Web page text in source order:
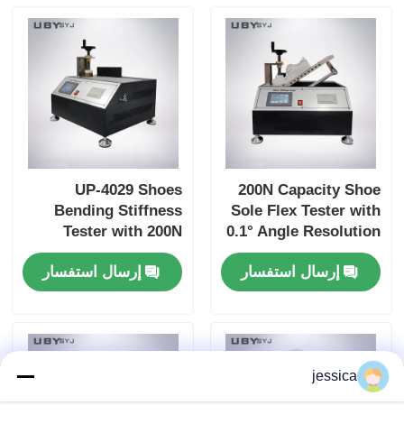
Leather and Textile
200N Capacity Shoe
Sole Flex Tester with
0.1° Angle Resolution
and Adjustable
Bending Speed for
Footwear Quality
إرسال استفسار
UP-4029 Shoes
Bending Stiffness
Tester with 200N
Capacity Adjustable
Bending Speed and
High Precision Angle
Footwear Testing
إرسال استفسار
jessica